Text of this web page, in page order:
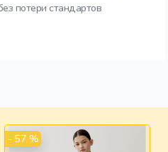
потери стандартов
- 57 %